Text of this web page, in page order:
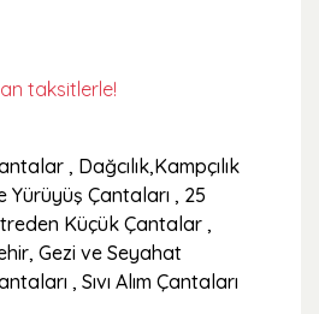
taksitlerle!
, Dağcılık,Kampçılık
Yürüyüş Çantaları , 25
Küçük Çantalar ,
Gezi ve Seyahat
,Sıvı Alım Çantaları